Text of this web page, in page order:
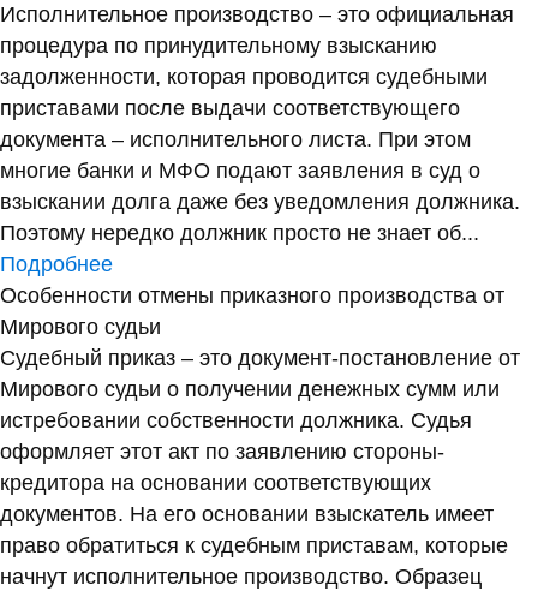
Исполнительное производство – это официальная
процедура по принудительному взысканию
задолженности, которая проводится судебными
приставами после выдачи соответствующего
документа – исполнительного листа. При этом
многие банки и МФО подают заявления в суд о
взыскании долга даже без уведомления должника.
Поэтому нередко должник просто не знает об...
Подробнее
Особенности отмены приказного производства от
Мирового судьи
Судебный приказ – это документ-постановление от
Мирового судьи о получении денежных сумм или
истребовании собственности должника. Судья
оформляет этот акт по заявлению стороны-
кредитора на основании соответствующих
документов. На его основании взыскатель имеет
право обратиться к судебным приставам, которые
начнут исполнительное производство. Образец